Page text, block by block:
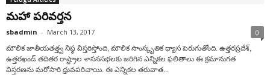
మహా పరివర్తన
sbadmin - March 13, 2017 0
మౌలిక జాతీయతత్త్వ నిష్ఠ విస్తరిస్తోంది, మౌలిక సాంస్కృతిక ధ్యాస పెరుగుతోంది. ఉత్తరప్రదేశ్,
ఉత్తరఖండ్ తదితర రాష్ట్రాల శాసనసభలకు జరిగిన ఎన్నికల ఫలితాలు ఈ క్రమానుగత
విస్తరణను మరోసారి ధ్రువపరిచాయి. ఈ ఎన్నికల తరువాత...